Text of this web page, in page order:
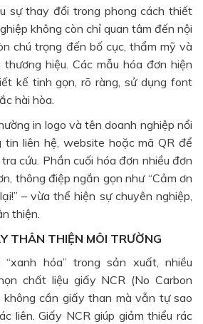
sự thay đổi trong phong cách thiết
không còn chỉ quan tâm đến nội
chú trọng đến bố cục, thẩm mỹ và
hiệu. Các mẫu hóa đơn hiện
kế tinh gọn, rõ ràng, sử dụng font
hài hòa.
in logo và tên doanh nghiệp nổi
liên hệ, website hoặc mã QR để
cứu. Phần cuối hóa đơn nhiều đơn
thông điệp ngắn gọn như “Cảm ơn
– vừa thể hiện sự chuyên nghiệp,
thiện.
THÂN THIỆN MÔI TRƯỜNG
hóa” trong sản xuất, nhiều
chất liệu giấy NCR (No Carbon
không cần giấy than mà vẫn tự sao
liên. Giấy NCR giúp giảm thiểu rác